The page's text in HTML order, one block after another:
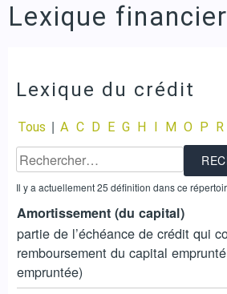
Lexique financier
Lexique du crédit
Tous | A C D E G H I M O P R
Il y a actuellement 25 définition dans ce
Amortissement (du capital)
partie de l’échéance de crédit qui
remboursement du capital
empruntée)